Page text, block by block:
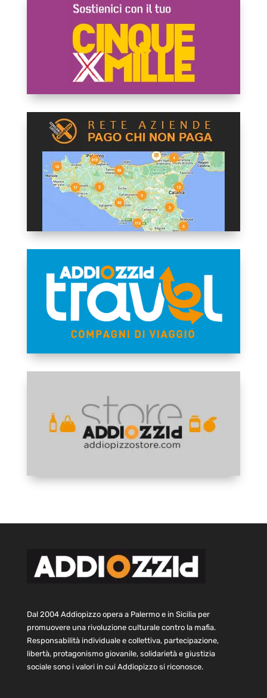
Dal 2004 Addiopizzo opera a Palermo e in Sicilia per
promuovere una rivoluzione culturale contro la mafia.
Responsabilità individuale e collettiva, partecipazione,
libertà, protagonismo giovanile, solidarietà e giustizia
sociale sono i valori in cui Addiopizzo si riconosce.